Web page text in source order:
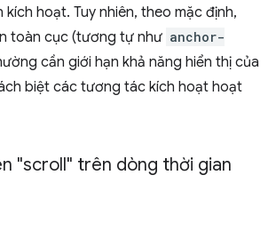
hoạt. Tuy nhiên, theo mặc định,
toàn cục (tương tự như anchor-
cần giới hạn khả năng hiển thị của
biệt các tương tác kích hoạt hoạt
"scroll" trên dòng thời gian